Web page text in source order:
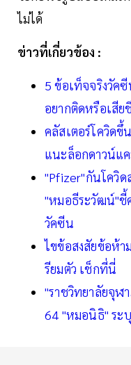
ไม่ได้
ข่าวที่เกี่ยวข้อง :
5 ข้อเท็จจริงวัค
อยากติดหรือเสีย
คลัสเตอร์โควิด
แนะล็อกดาวน์แ
"Pfizer"กันโควิด
"หมอธีระวัฒน์"ชี้
วัคซีน
ไขข้อสงสัยข้อห้า
รียมตัว เช็กที่นี่
"ราชวิทยาลัยจุฬ
64 "หมอนิธิ" ระ